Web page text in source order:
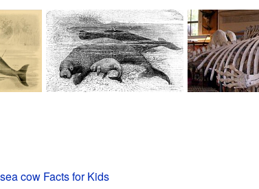
cow Facts for Kids